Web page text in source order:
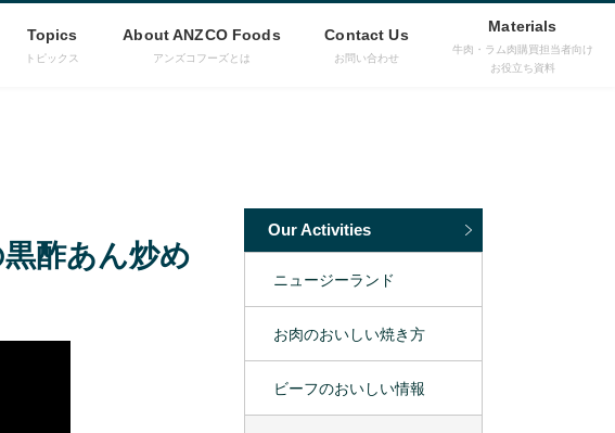
Topics
トピックス
About ANZCO Foods
アンズコフーズとは
Contact Us
お問い合わせ
Materials
牛肉・ラム肉購買担当者向け
お役立ち資料
酢あん炒め
Our Activities
ニュージーランド
お肉のおいしい焼き方
ビーフのおいしい情報